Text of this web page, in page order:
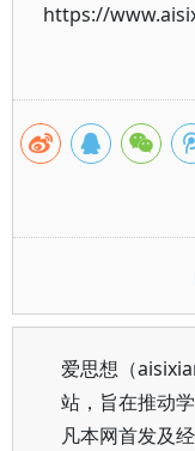
https://
爱思想（
站，旨在推动
凡本网首发及